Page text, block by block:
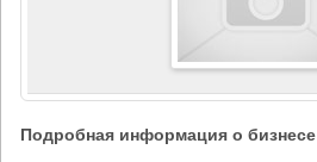
Подробная информация о бизнесе